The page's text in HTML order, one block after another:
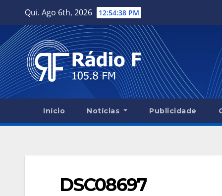
content
Qui. Ago 6th, 2026 12:54:39 PM
Início Notícias Publicidade
DSC08697